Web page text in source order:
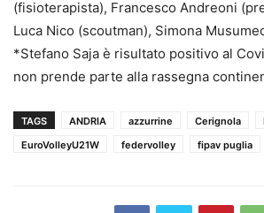
(fisioterapista), Francesco Andreoni
Luca Nico (scoutman), Simona
*Stefano Saja è risultato positivo al
non prende parte alla rassegna
TAGS ANDRIA azzurrine Cerignola
EuroVolleyU21W
federvolley fipav puglia